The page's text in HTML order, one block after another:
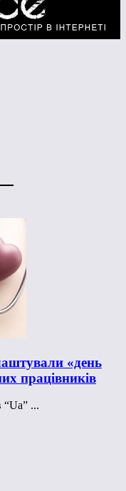
«день
працівників
“Ua” ...